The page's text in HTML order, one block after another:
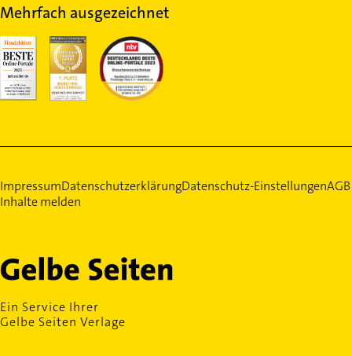
Mehrfach ausgezeichnet
ImpressumDatenschutzerklärungDatenschutz-EinstellungenAGB
Inhalte melden
Ein Service Ihrer
Gelbe Seiten Verlage